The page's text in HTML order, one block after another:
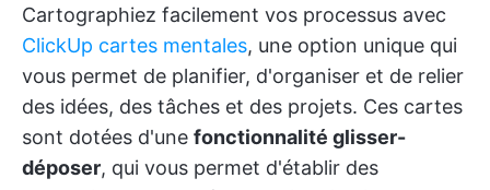
Cartographiez facilement vos processus avec
ClickUp cartes mentales, une option unique qui
vous permet de planifier, d'organiser et de relier
des idées, des tâches et des projets. Ces cartes
sont dotées d'une fonctionnalité glisser-
déposer, qui vous permet d'établir des